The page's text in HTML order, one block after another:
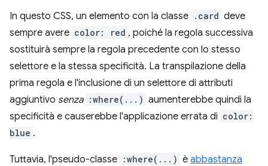
In questo CSS, un elemento con la classe .card deve
sempre avere color: red , poiché la regola successiva
sostituirà sempre la regola precedente con lo stesso
selettore e la stessa specificità. La transpilazione della
prima regola e l'inclusione di un selettore di attributi
aggiuntivo senza :where(...) aumenterebbe quindi la
specificità e causerebbe l'applicazione errata di color:
blue .
Tuttavia, l'pseudo-classe :where(...) è abbastanza